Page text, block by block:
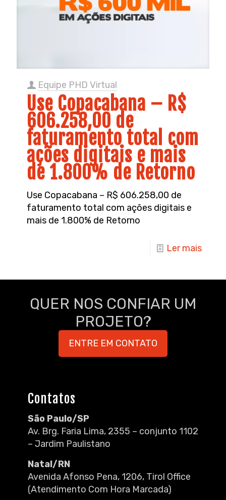
Equipe PHD Virtual
Use Copacabana – R$
606.258,00 de
faturamento total com
ações digitais e mais
de 1.800% de Retorno
Use Copacabana – R$ 606.258,00 de
faturamento total com ações digitais e
mais de 1.800% de Retorno
Ler mais
QUER NOS CONFIAR UM
PROJETO?
ENTRE EM CONTATO
Contatos
São Paulo/SP
Av. Brg. Faria Lima, 2355 – conjunto 1102
– Jardim Paulistano
Natal/RN
Avenida Afonso Pena, 1206, Tirol Office
(Atendimento Com Hora Marcada)